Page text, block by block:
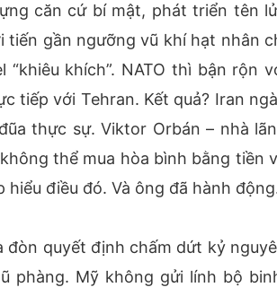
căn cứ bí mật, phát triển tên
tiến gần ngưỡng vũ khí hạt nhân
khích”. NATO thì bận rộn
tiếp với Tehran. Kết quả? Iran
thực sự. Viktor Orbán – nhà
thể mua hòa bình bằng tiền
hiểu điều đó. Và ông đã hành
đòn quyết định chấm dứt kỷ
phàng. Mỹ không gửi lính bộ